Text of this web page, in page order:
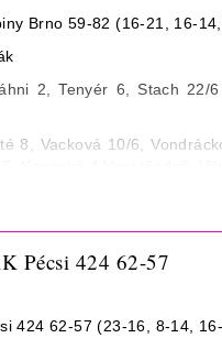
Brno 59-82 (16-21, 16-
2, Tenyér 6, Stach 22/
8, Vacková 10/6,
ill. 27/68 39%
ill. 9/24 37%
ill. 19/27 70%
(Matuzonyté 9)
Pécsi 424 62-57
424 62-57 (23-16, 8-14,